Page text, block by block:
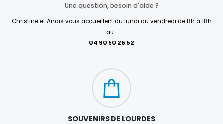
Une question, besoin d'aide ?
Christine et Anaïs vous accueillent du lundi au vendredi de 8h à 18h
au :
04 90 90 26 52
SOUVENIRS DE LOURDES